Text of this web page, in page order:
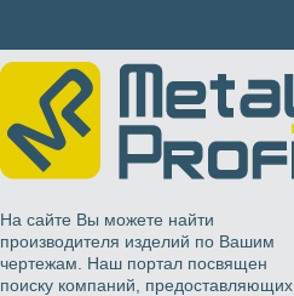
На сайте Вы можете найти
производителя изделий по Вашим
чертежам. Наш портал посвящен
поиску компаний, предоставляющих